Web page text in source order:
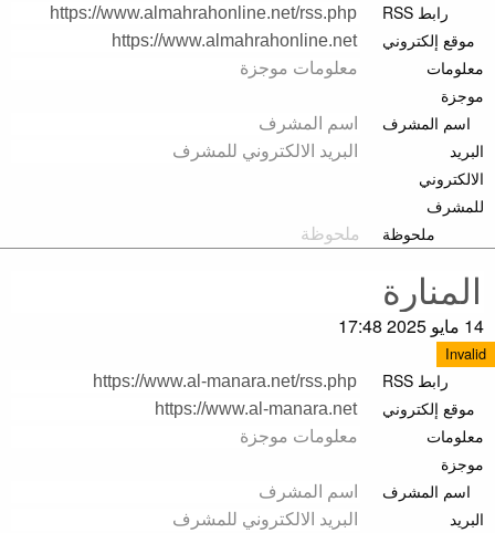
رابط RSS
موقع إلكتروني
معلومات
موجزة
اسم المشرف
البريد
الالكتروني
للمشرف
ملحوظة
14 مايو 2025 17:48
Invalid
رابط RSS
موقع إلكتروني
معلومات
موجزة
اسم المشرف
البريد